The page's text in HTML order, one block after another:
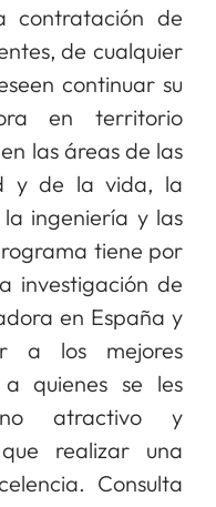
contratación de
de cualquier
continuar su
en territorio
las áreas de las
y de la vida, la
ingeniería y las
tiene por
investigación de
en España y
a los mejores
quienes se les
atractivo y
realizar una
Consulta